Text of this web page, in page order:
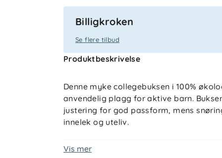
Billigkroken
Se flere tilbud
Produktbeskrivelse
Denne myke collegebuksen i 100%
anvendelig plagg for aktive barn.
justering for god passform, mens
innelek og uteliv.
Vis mer